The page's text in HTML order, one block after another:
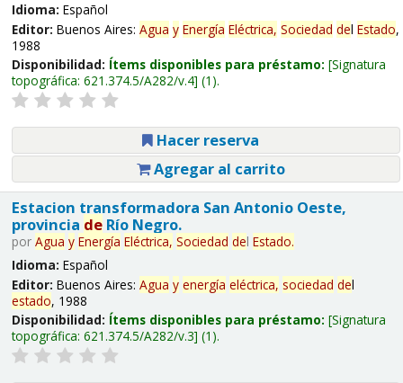
Idioma: Español
Editor: Buenos Aires: Agua y Energía Eléctrica, Sociedad del Estado,
1988
Disponibilidad: Ítems disponibles para préstamo: Signatura
topográfica: 621.374.5/A282/v.4 (1).
Hacer reserva
Agregar al carrito
Estacion transformadora San Antonio Oeste,
provincia deRío Negro.
por Agua y Energía Eléctrica, Sociedad del Estado.
Idioma: Español
Editor: Buenos Aires: Agua y energía eléctrica, sociedad del
estado, 1988
Disponibilidad: Ítems disponibles para préstamo: Signatura
topográfica: 621.374.5/A282/v.3 (1).